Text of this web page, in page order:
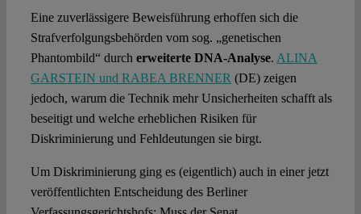
Eine zuverlässigere Beweisführung erhoffen sich die
Strafverfolgungsbehörden vom sog. „genetischen
Phantombild“ durch erweiterte DNA-Analyse. ALINA
GARSTEIN und RABEA BRENNER (DE) zeigen
jedoch, warum die Technik mehr Unsicherheiten schafft als
beseitigt und welche erheblichen Risiken für
Diskriminierung und Fehldeutungen sie birgt.
Um Diskriminierung ging es (eigentlich) auch in einer jetzt
veröffentlichten Entscheidung des Berliner